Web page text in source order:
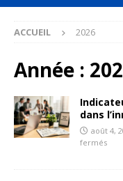
ACCUEIL 2026
Année :
dans
août 4,
fermés